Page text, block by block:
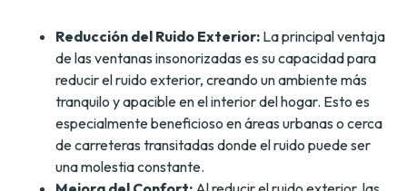
Reducción del Ruido Exterior: La principal ventaja
de las ventanas insonorizadas es su capacidad para
reducir el ruido exterior, creando un ambiente más
tranquilo y apacible en el interior del hogar. Esto es
especialmente beneficioso en áreas urbanas o cerca
de carreteras transitadas donde el ruido puede ser
una molestia constante.